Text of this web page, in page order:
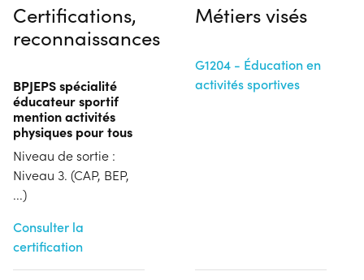
Certifications,
reconnaissances
BPJEPS spécialité
éducateur sportif
mention activités
physiques pour tous
Niveau de sortie :
Niveau 3. (CAP, BEP,
...)
Consulter la
certification
Métiers visés
G1204 - Éducation en
activités sportives